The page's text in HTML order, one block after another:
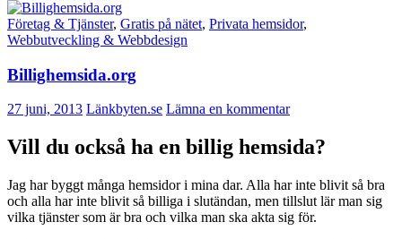
Företag & Tjänster, Gratis på nätet, Privata hemsidor,
Webbutveckling & Webbdesign
Billighemsida.org
27 juni, 2013 Länkbyten.se Lämna en kommentar
Vill du också ha en billig hemsida?
Jag har byggt många hemsidor i mina dar. Alla har inte blivit så bra
och alla har inte blivit så billiga i slutändan, men tillslut lär man sig
vilka tjänster som är bra och vilka man ska akta sig för.